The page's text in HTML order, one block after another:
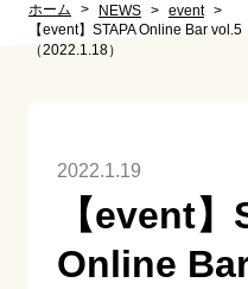
ホーム NEWS
event
【event】STAPA Online Bar
（2022.1.18）
2022.1.19
【event
Online